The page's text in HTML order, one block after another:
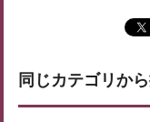
同じカテゴリか